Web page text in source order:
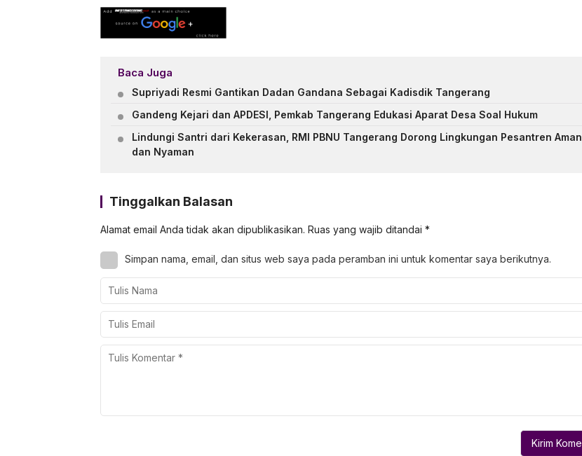
Baca Juga
Supriyadi Resmi Gantikan Dadan Gandana Sebagai Kadisdik Tangerang
Gandeng Kejari dan APDESI, Pemkab Tangerang Edukasi Aparat Desa Soal Hukum
Lindungi Santri dari Kekerasan, RMI PBNU Tangerang Dorong Lingkungan Pesantren Aman
dan Nyaman
Tinggalkan Balasan
Alamat email Anda tidak akan dipublikasikan. Ruas yang wajib ditandai *
Simpan nama, email, dan situs web saya pada peramban ini untuk komentar saya berikutnya.